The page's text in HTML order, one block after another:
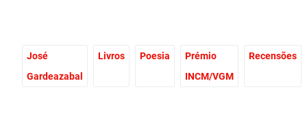
José
Gardeazabal
Livros Poesia
Prémio
INCM/VGM
Recensões